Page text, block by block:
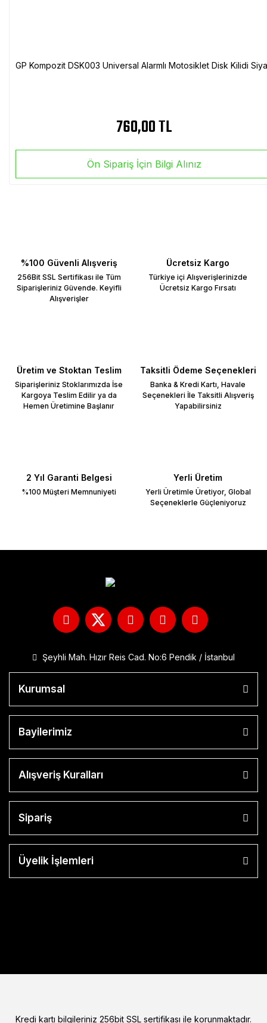
GP Kompozit DSK003 Universal Alarmlı Motosiklet Disk Kilidi
760,00 TL
Ön Sipariş İçin Bilgi Alınız
%100 Güvenli Alışveriş
256Bit SSL Sertifikası ile Tüm
Siparişleriniz Güvende. Keyifli
Alışverişler
Ücretsiz Kargo
Türkiye içi Alışverişlerinizde
Ücretsiz Kargo Fırsatı
Üretim ve Stoktan Teslim
Siparişleriniz Stoklarımızda İse
Kargoya Teslim Edilir ya da
Hemen Üretimine Başlanır
Taksitli Ödeme Seçenekleri
Banka & Kredi Kartı, Havale
Seçenekleri İle Taksitli Alışveriş
Yapabilirsiniz
2 Yıl Garanti Belgesi
%100 Müşteri Memnuniyeti
Yerli Üretim
Yerli Üretimle Üretiyor, Global
Seçeneklerle Güçleniyoruz
Şeyhli Mah. Hızır Reis Cad. No:6 Pendik / İstanbul
Kurumsal
Bayilerimiz
Alışveriş Kuralları
Sipariş
Üyelik İşlemleri
Kredi kartı bilgileriniz 256bit SSL sertifikası ile korunmaktadır.